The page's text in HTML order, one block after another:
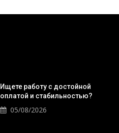
Ищете работу с достойной
оплатой и стабильностью?
05/08/2026